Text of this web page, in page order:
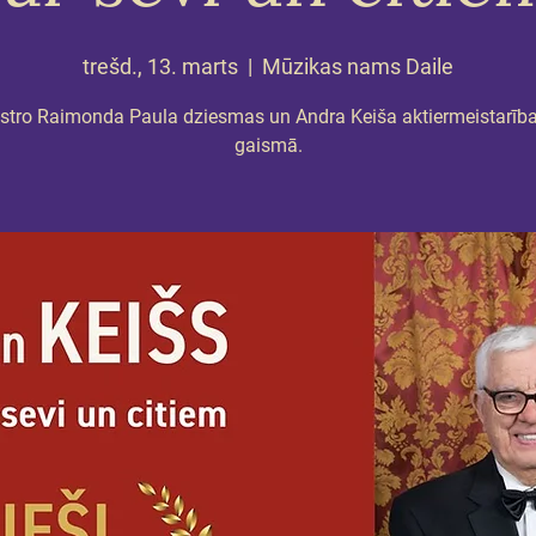
trešd., 13. marts
  |
Mūzikas nams Daile
Raimonda Paula dziesmas un Andra Keiša
gaismā.